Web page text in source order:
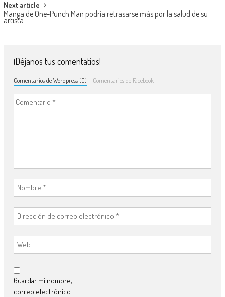
Next article
Manga de One-Punch Man podría retrasarse más por la salud de su
artista
¡Déjanos tus comentatios!
Comentarios de Wordpress (0) Comentarios de Facebook
Guardar mi nombre,
correo electrónico